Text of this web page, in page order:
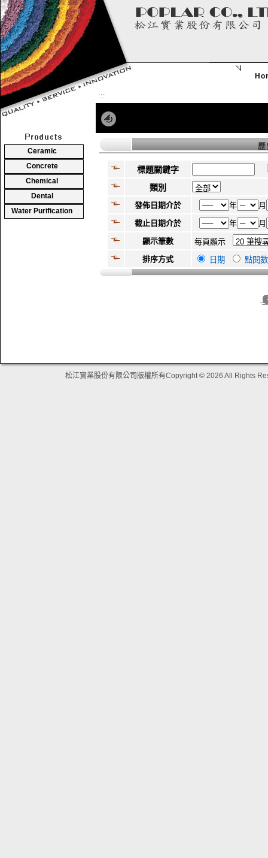
Ceramic
Concrete
Chemical
Dental
Water Purification
:::
歷
標題關鍵字
類別
發佈日期介於 年
月
截止日期介於
年
月
顯示筆數
每頁顯示
排序方式
日期 點閱數
松江實業股份有限公司版權所有Copyright © 2026 All Rights